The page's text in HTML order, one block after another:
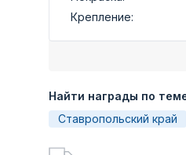
Крепление:
Найти награды по
Ставропольский край